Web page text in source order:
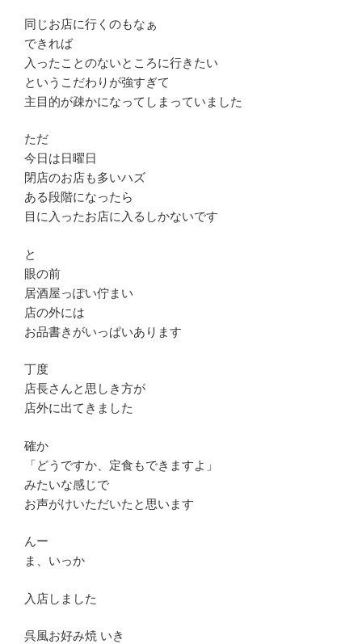
同じお店に行くのもなぁ
できれば
入ったことのないところに行きたい
というこだわりが強すぎて
主目的が疎かになってしまっていました
ただ
今日は日曜日
閉店のお店も多いハズ
ある段階になったら
目に入ったお店に入るしかないです
と
眼の前
居酒屋っぽい佇まい
店の外には
お品書きがいっぱいあります
丁度
店長さんと思しき方が
店外に出てきました
確か
「どうですか、定食もできますよ」
みたいな感じで
お声がけいただいたと思います
んー
ま、いっか
入店しました
呉風お好み焼 いき